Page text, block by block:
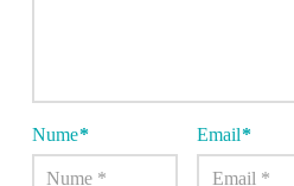
Nume* Email*